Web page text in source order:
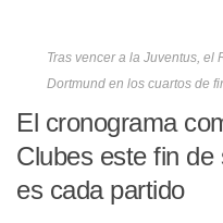
Tras vencer a la Juventus, el
Dortmund en los cuartos de
El cronograma
Clubes este fin
es cada partido